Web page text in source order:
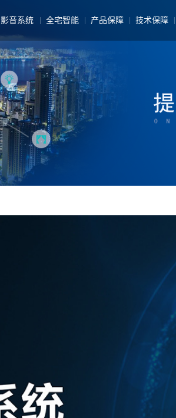
影音系统 全宅智能 产品保障 技术保障